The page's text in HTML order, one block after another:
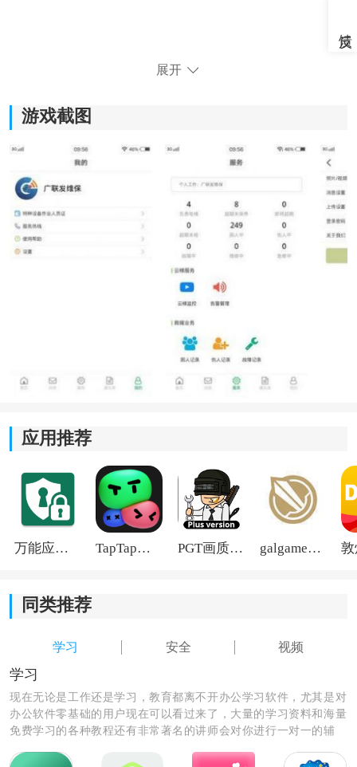
*网络管理：通过手机实现对小区中的电梯进行方便快捷
的网上管理，提高管理效率。
*录像查看：用户可以通过软件随时查看电梯的录像，了
解电梯运行情况，便于及时发现问题。
*远程了解：用户可以远程查看电梯的运行数据和警报信
*视频检测：通过视频快速检测电梯状况，提升物业人员
《物联保维保》功能指南：
1、知识学习：软件提供电梯知识学习功能，帮助用户提
展开
游戏截图
应用推荐
万能应用隐藏 TapTap国际版2026 PGT画质助手旧版 galgame游戏盒子2026
同类推荐
学习 安全 视频
学习
现在无论是工作还是学习，教育都离不开办公学习软件，尤其是对
办公软件零基础的用户现在可以看过来了，大量的学习资料和海量
免费学习的各种教程还有非常著名的讲师会对你进行一对一的辅